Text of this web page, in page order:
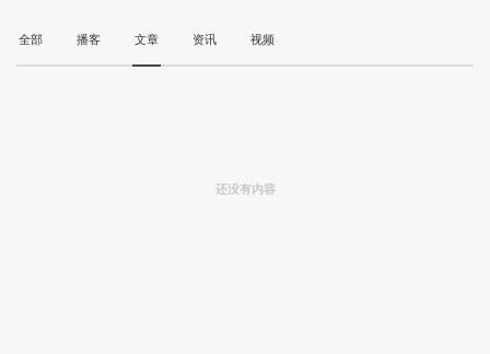
全部 播客 文章 资讯 视频
还没有内容